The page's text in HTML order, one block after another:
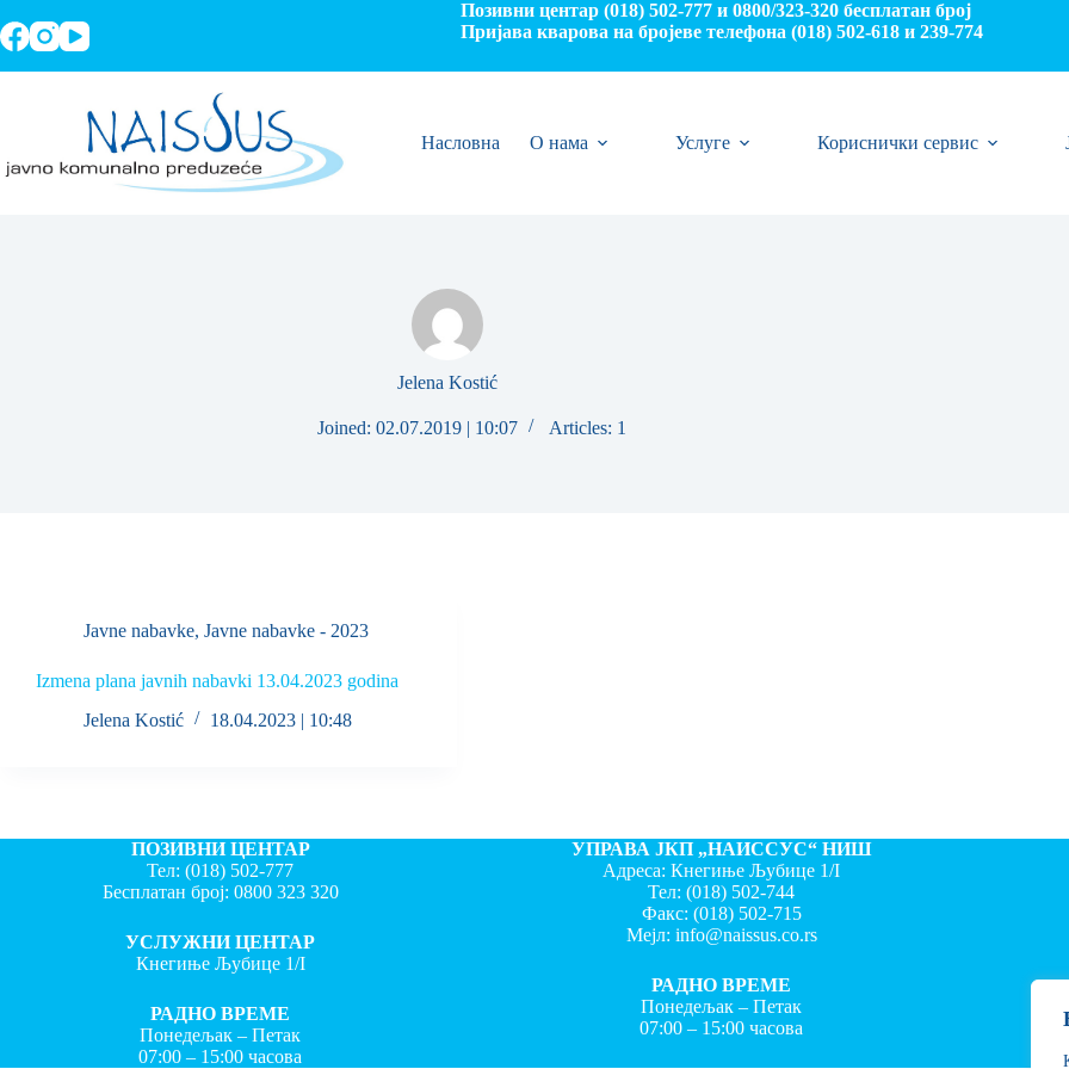
Позивни центар (018) 502-777 и 0800/323-320 бесплатан број
Пријава кварова на бројеве телефона (018) 502-618 и 239-774
Насловна О нама Услуге Кориснички сервис
Jelena Kostić
Joined: 02.07.2019 | 10:07 Articles: 1
Javne nabavke, Javne nabavke - 2023
Izmena plana javnih nabavki 13.04.2023 godina
Jelena Kostić
18.04.2023 | 10:48
ПОЗИВНИ ЦЕНТАР
Тел:(018) 502-777
Бесплатан број: 0800 323 320
УСЛУЖНИ ЦЕНТАР
Кнегиње Љубице 1/I
РАДНО ВРЕМЕ
Понедељак – Петак
07:00 – 15:00 часова
УПРАВА ЈКП „НАИССУС“ НИШ
Адреса: Кнегиње Љубице 1/I
Тел:(018) 502-744
Факс: (018) 502-715
Мејл: info@naissus.co.rs
РАДНО ВРЕМЕ
Понедељак – Петак
07:00 – 15:00 часова